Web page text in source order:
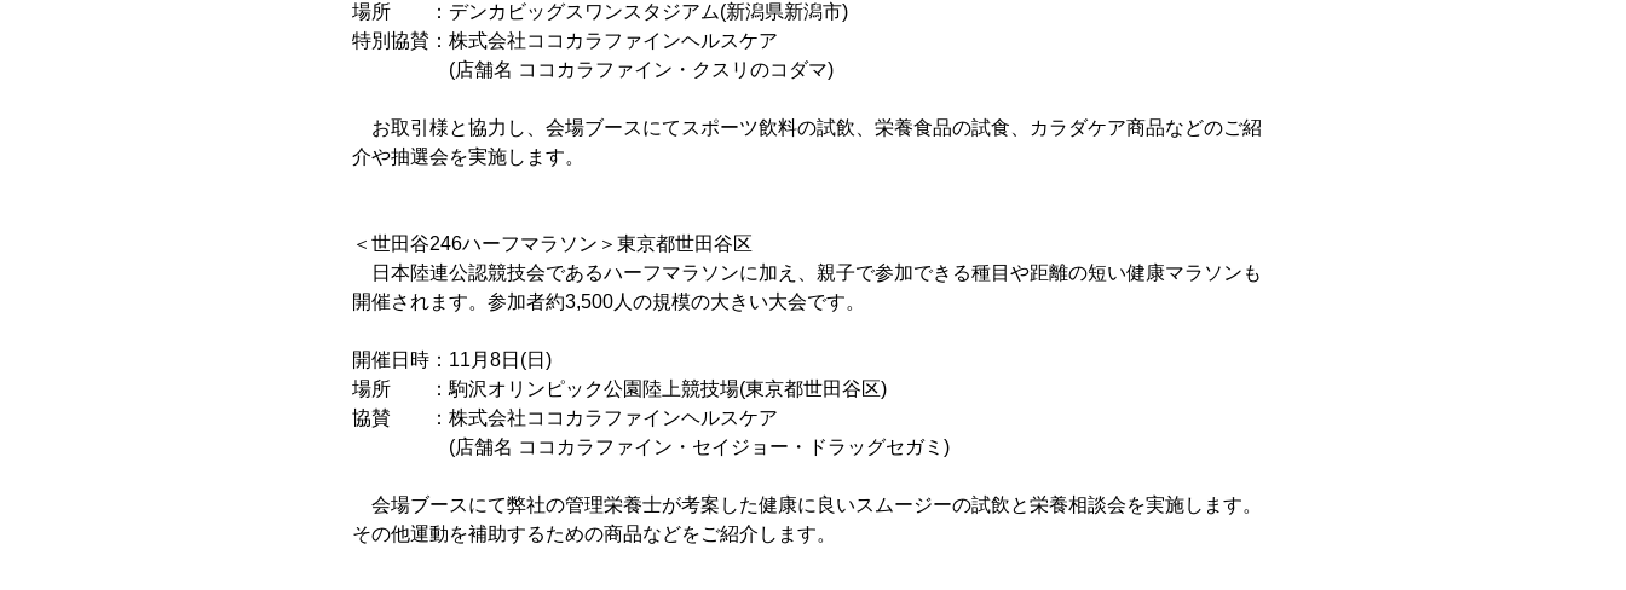
場所 ：デンカビッグスワンスタジアム(新潟県新潟市)
特別協賛：株式会社ココカラファインヘルスケア
(店舗名 ココカラファイン・クスリのコダマ)
お取引様と協力し、会場ブースにてスポーツ飲料の試飲、栄養食品の試食、カラダケア商品などのご紹
介や抽選会を実施します。
＜世田谷246ハーフマラソン＞東京都世田谷区
日本陸連公認競技会であるハーフマラソンに加え、親子で参加できる種目や距離の短い健康マラソンも
開催されます。参加者約3,500人の規模の大きい大会です。
開催日時：11月8日(日)
場所 ：駒沢オリンピック公園陸上競技場(東京都世田谷区)
協賛 ：株式会社ココカラファインヘルスケア
(店舗名 ココカラファイン・セイジョー・ドラッグセガミ)
会場ブースにて弊社の管理栄養士が考案した健康に良いスムージーの試飲と栄養相談会を実施します。
その他運動を補助するための商品などをご紹介します。